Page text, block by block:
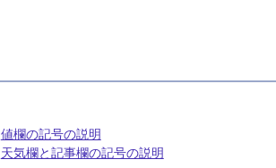
値欄の記号の説明
天気欄と記事欄の記号の説明